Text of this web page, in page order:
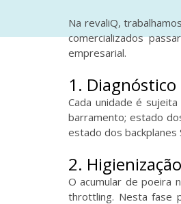
Na revaliQ,
comercializados
empresarial.
1. Diagnóstico
Cada unidade é
barramento; estado
estado dos backplanes
2.
O acumular de poeira
throttling. Nesta fase